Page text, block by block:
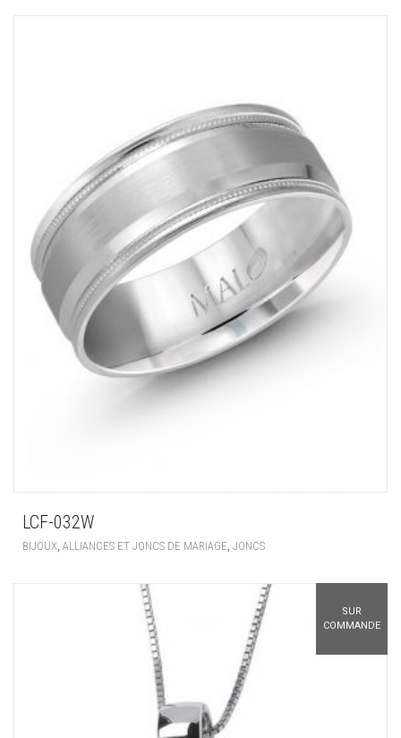
LCF-032W
BIJOUX ALLIANCES ET JONCS DE MARIAGE JONCS
SUR
COMMANDE